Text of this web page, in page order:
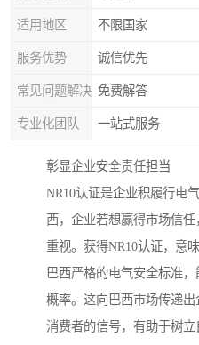
适用地区 不限国家
服务优势 诚信优先
常见问题解决 免费解答
专业化团队 一站式服务
彰显企业安全责任担当
NR10认证是企业积履行电
西，企业若想赢得市场信
重视。获得NR10认证，意
巴西严格的电气安全标准
概率。这向巴西市场传递
消费者的信号，有助于树